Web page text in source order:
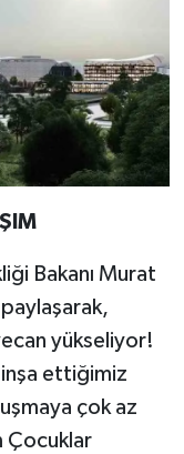
Bakanı Murat
yükseliyor!
inşa ettiğimiz
çok az
Çocuklar